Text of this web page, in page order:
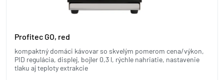
Profitec GO, red
kompaktný domáci kávovar so skvelým pomerom cena/výkon,
PID regulácia, displej, bojler 0,3 l, rýchle nahriatie, nastavenie
tlaku aj teploty extrakcie